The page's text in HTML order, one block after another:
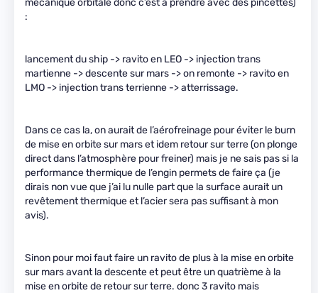
:
lancement du ship -> ravito en LEO -> injection trans
martienne -> descente sur mars -> on remonte -> ravito en
LMO -> injection trans terrienne -> atterrissage.
Dans ce cas la, on aurait de l’aérofreinage pour éviter le burn
de mise en orbite sur mars et idem retour sur terre (on plonge
direct dans l’atmosphère pour freiner) mais je ne sais pas si la
performance thermique de l’engin permets de faire ça (je
dirais non vue que j’ai lu nulle part que la surface aurait un
revêtement thermique et l’acier sera pas suffisant à mon
avis).
Sinon pour moi faut faire un ravito de plus à la mise en orbite
sur mars avant la descente et peut être un quatrième à la
mise en orbite de retour sur terre. donc 3 ravito mais